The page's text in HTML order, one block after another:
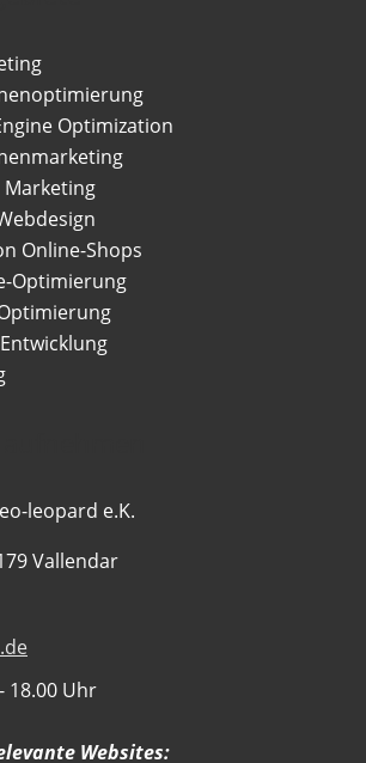
Optimization
Marketing
Online-Shops
Optimierung
leopard e.K.
Vallendar
18.00 Uhr
Websites: